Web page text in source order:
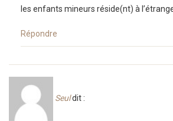
les enfants mineurs réside(nt) à
Répondre
Seuldit :